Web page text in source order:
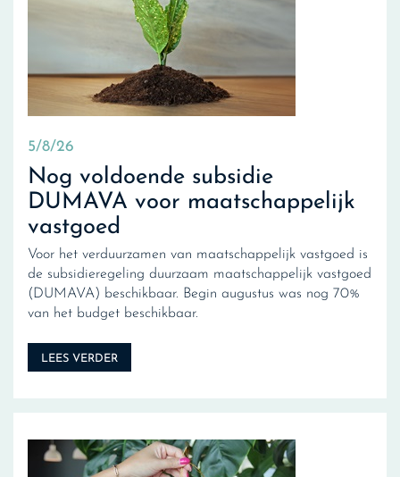
5/8/26
Nog voldoende subsidie
DUMAVA voor maatschappelijk
vastgoed
Voor het verduurzamen van maatschappelijk vastgoed is
de subsidieregeling duurzaam maatschappelijk vastgoed
(DUMAVA) beschikbaar. Begin augustus was nog 70%
van het budget beschikbaar.
LEES VERDER